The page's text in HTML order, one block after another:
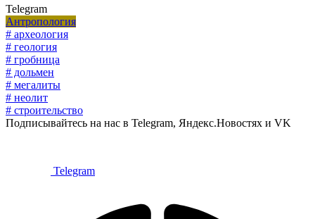
Telegram
Антропология
# археология
# геология
# гробница
# дольмен
# мегалиты
# неолит
# строительство
Подписывайтесь на нас в Telegram, Яндекс.Новостях и VK
Telegram